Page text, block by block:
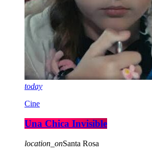
today
Cine
Una Chica Invisible
location_onSanta Rosa